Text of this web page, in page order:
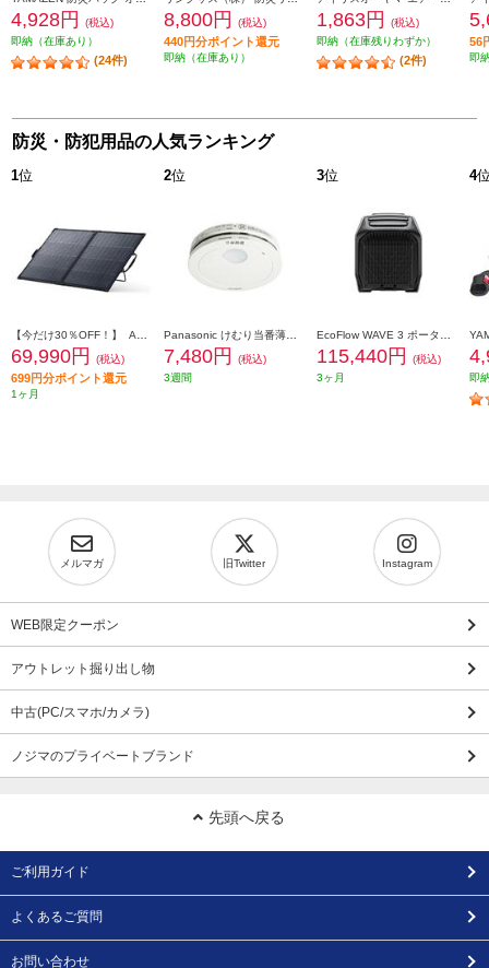
4,928円
(税込)
即納（在庫あり）
(24件)
8,800円 (税込)
440円分ポイント還元
即納（在庫あり）
1,863円
(税込)
即納（在庫残りわずか）
(2件)
56
即
防災・防犯用品の人気ランキング
1位
69,990円 (税込)
699円分ポイント還元
1ヶ月
2位
7,480円
(税込)
3週間
3位
115,440円
(税込)
3ヶ月
4
即
メルマガ 旧Twitter Instagram
WEB限定クーポン
アウトレット掘り出し物
中古(PC/スマホ/カメラ)
ノジマのプライベートブランド
先頭へ戻る
ご利用ガイド
よくあるご質問
お問い合わせ